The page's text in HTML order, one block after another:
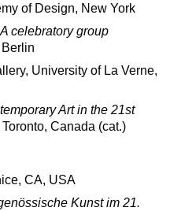
of Design, New York
celebratory group
University of La Verne,
Art in the 21st
Canada (cat.)
CA, USA
Kunst im 21.